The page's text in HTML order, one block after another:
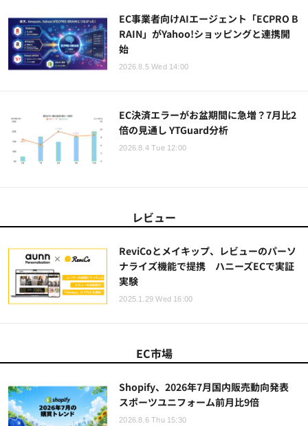
EC事業者向けAIエージェント「ECPRO B
RAIN」がYahoo!ショッピングと連携開
始
2026.8.5 Wed 14:00
EC決済エラーがお盆期間に急増？7月比2
倍の見通し YTGuard分析
2026.8.4 Tue 12:00
レビュー
ReviCoとメイキップ、レビューのパーソ
ナライズ機能で提携 ハニーズECで実証
実験
2025.1.29 Wed 16:00
EC市場
Shopify、2026年7月国内販売動向発表
スポーツユニフォーム前月比9倍
2026.8.6 Thu 15:30